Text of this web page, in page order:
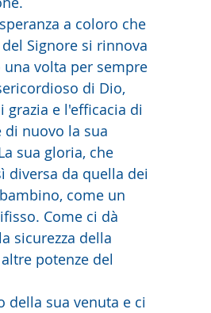
a coloro che
Signore si rinnova
volta per sempre
di Dio,
e l'efficacia di
di nuovo la sua
sua gloria, che
diversa da quella dei
come un
Come ci dà
sicurezza della
potenze del
sua venuta e ci